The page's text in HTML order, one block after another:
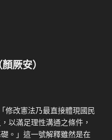
厥安）
修改憲法乃最直接體現國民
以滿足理性溝通之條件，
。」這一號解釋雖然是在